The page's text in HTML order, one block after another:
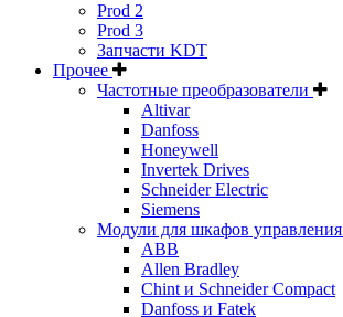
Prod 2
Prod 3
Запчасти KDT
Прочее
Частотные преобразователи
Altivar
Danfoss
Honeywell
Invertek Drives
Schneider Electric
Siemens
Модули для шкафов управления
ABB
Allen Bradley
Chint и Schneider Compact
Danfoss и Fatek